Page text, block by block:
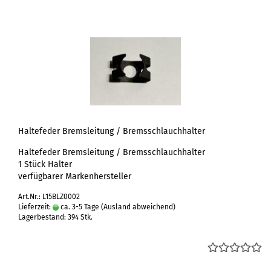
Haltefeder Bremsleitung / Bremsschlauchhalter
Haltefeder Bremsleitung / Bremsschlauchhalter
1 Stück Halter
verfügbarer Markenhersteller
Art.Nr.: L15BLZ0002
Lieferzeit:
ca. 3-5 Tage (Ausland abweichend)
Lagerbestand: 394 Stk.